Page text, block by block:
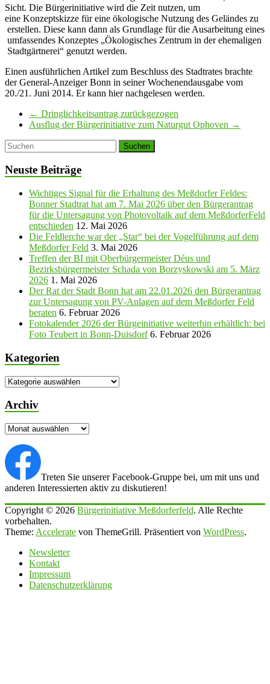
Sicht. Die Bürgerinitiative wird die Zeit nutzen, um
eine Konzeptskizze für eine ökologische Nutzung des Geländes zu
erstellen. Diese kann dann als Grundlage für die Ausarbeitung eines
umfassendes Konzeptes „Ökologisches Zentrum in der ehemaligen
Stadtgärtnerei“ genutzt werden.
Einen ausführlichen Artikel zum Beschluss des Stadtrates brachte
der General-Anzeiger Bonn in seiner Wochenendausgabe vom
20./21. Juni 2014. Er kann hier nachgelesen werden.
← Dringlichkeitsantrag zurückgezogen
Ausflug der Bürgerinitiative zum Naturgut Ophoven →
Neuste Beiträge
Wichtiges Signal für die Erhaltung des Meßdorfer Feldes:
Bonner Stadtrat hat am 7. Mai 2026 über den Bürgerantrag
für die Untersagung von Photovoltaik auf dem MeßdorferFeld
entschieden 12. Mai 2026
Die Feldlerche war der „Star“ bei der Vogelführung auf dem
Meßdorfer Feld 3. Mai 2026
Treffen der BI mit Oberbürgermeister Déus und
Bezirksbürgermeister Schada von Borzyskowski am 5. März
2026 1. Mai 2026
Der Rat der Stadt Bonn hat am 22.01.2026 den Bürgerantrag
zur Untersagung von PV-Anlagen auf dem Meßdorfer Feld
beraten 6. Februar 2026
Fotokalender 2026 der Bürgeinitiative weiterhin erhältlich: bei
Foto Teubert in Bonn-Duisdorf 6. Februar 2026
Kategorien
Kategorien
Archiv
Archiv
Treten Sie unserer Facebook-Gruppe bei, um mit uns und
anderen Interessierten aktiv zu diskutieren!
Copyright © 2026 Bürgerinitiative Meßdorferfeld. Alle Rechte
vorbehalten.
Theme: Accelerate von ThemeGrill. Präsentiert von WordPress.
Newsletter
Kontakt
Impressum
Datenschutzerklärung